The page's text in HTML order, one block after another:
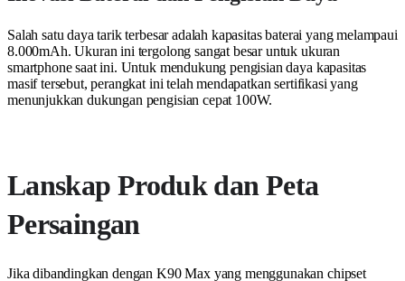
Salah satu daya tarik terbesar adalah kapasitas baterai yang melampaui
8.000mAh. Ukuran ini tergolong sangat besar untuk ukuran
smartphone saat ini. Untuk mendukung pengisian daya kapasitas
masif tersebut, perangkat ini telah mendapatkan sertifikasi yang
menunjukkan dukungan pengisian cepat 100W.
Lanskap Produk dan Peta
Persaingan
Jika dibandingkan dengan K90 Max yang menggunakan chipset